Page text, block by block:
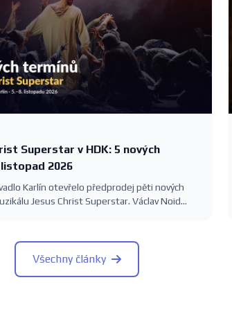
Superstar v HDK: 5 nových
2026
Karlín otevřelo předprodej pěti nových
Jesus Christ Superstar. Václav Noid
Všechny články